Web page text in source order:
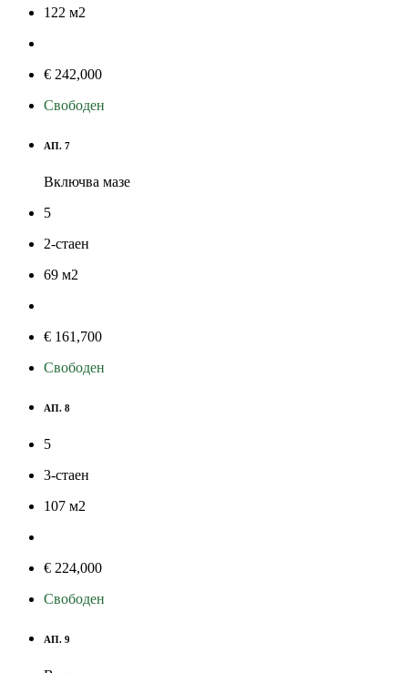
122 м2
€ 242,000
Свободен
АП. 7
Включва мазе
5
2-стаен
69 м2
€ 161,700
Свободен
АП. 8
5
3-стаен
107 м2
€ 224,000
Свободен
АП. 9